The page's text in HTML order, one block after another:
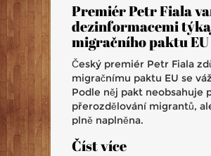
Premiér Petr Fiala
dezinformacemi
migračního paktu EU
Český premiér Petr Fiala
migračnímu paktu EU se
Podle něj pakt neobsahuje
přerozdělování migrantů,
plně naplněna.
Číst více